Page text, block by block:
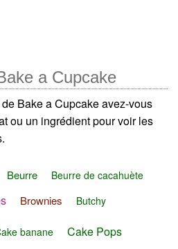
a Cupcake
Bake a Cupcake avez-vous
ou un ingrédient pour voir les
Beurre
Beurre de cacahuète
Brownies Butchy
banane Cake Pops